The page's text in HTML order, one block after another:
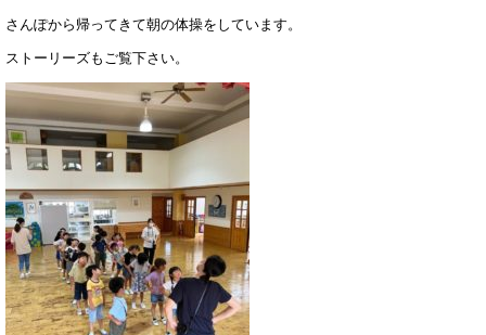
さんぽから帰ってきて朝の体操をしています。
ストーリーズもご覧下さい。